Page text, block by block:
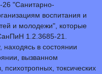
"Санитарно-
воспитания и
и молодежи", которые
1.2.3685-21.
в состоянии
вызванном
психотропных, токсических